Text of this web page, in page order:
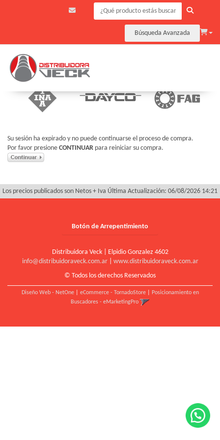
Búsqueda Avanzada
Su sesión ha expirado y no puede continuarse el proceso de compra.
Por favor presione CONTINUAR para reiniciar su compra.
Los precios publicados son Netos + Iva Última Actualización: 06/08/2026 14:21
Botón de Arrepentimiento
Distribuidora Veck | Elpidio Gonzalez 4602
info@distribuidoraveck.com.ar| www.distribuidoraveck.com.ar
© Todos los derechos Reservados
Diseño Web - NetOne| eCommerce - TornadoStore|
Posicionamiento en
Buscadores - eMarketingPro